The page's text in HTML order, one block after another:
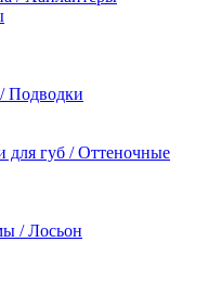
Подводки
губ / Оттеночные
/ Лосьон